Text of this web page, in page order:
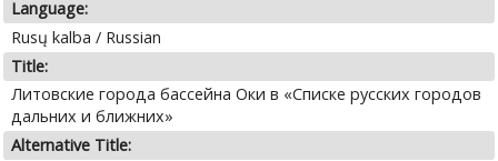
Language:
Rusų kalba / Russian
Title:
Литовские города бассейна Оки в «Списке русских городов
дальних и ближних»
Alternative Title: